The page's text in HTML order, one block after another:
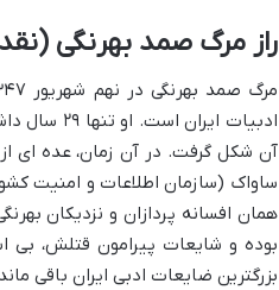
راز مرگ صمد بهرنگی
ادبیات
آن شکل گرفت. در آن زمان، عده ای
ساواک (سازمان اطلاعات و امنیت
همان افسانه پردازان و نزدیکان
بوده و شایعات پیرامون قتلش،
بزرگترین ضایعات ادبی ایران باقی